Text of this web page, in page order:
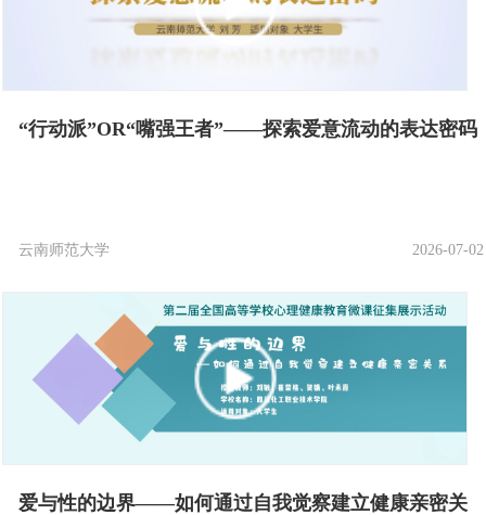
“行动派”OR“嘴强王者”——探索爱意流动的表达密码
云南师范大学 2026-07-02
爱与性的边界——如何通过自我觉察建立健康亲密关